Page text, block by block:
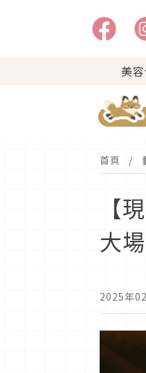
美
首頁
【
大
2025年